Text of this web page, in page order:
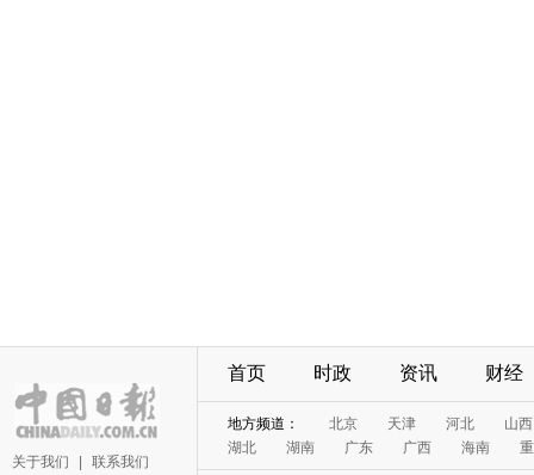
关于我们 联系我们
首页 时政 资讯 财经
地方频道： 北京 天津 河北
山西
湖北
湖南 广东 广西 海南